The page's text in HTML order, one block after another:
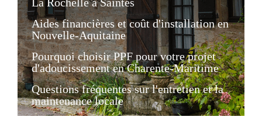
Aides financières et coût d'installation en
Nouvelle-Aquitaine
Pourquoi choisir PPF pour votre projet
d'adoucissement en Charente-Maritime
Questions fréquentes sur l'entretien et la
maintenance locale